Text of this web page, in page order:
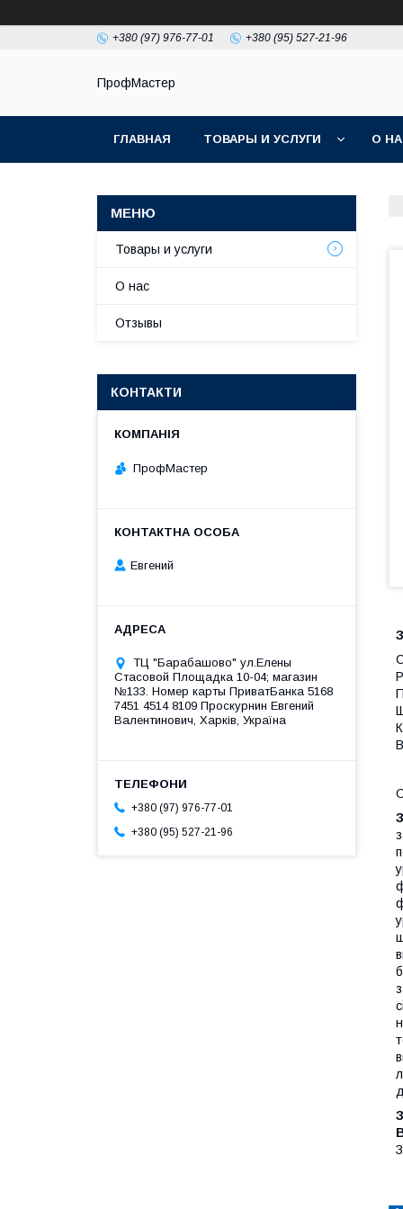
+380 (97) 976-77-01 +380 (95) 527-21-96
ПрофМастер
ГЛАВНАЯ ТОВАРЫ И УСЛУГИ О
Товары и услуги
О нас
Отзывы
КОНТАКТИ
ПрофМастер
Евгений
ТЦ "Барабашово" ул.Елены
Стасовой Площадка 10-04; магазин
№133. Номер карты ПриватБанка 5168
7451 4514 8109 Проскурнин Евгений
Валентинович, Харків, Україна
+380 (97) 976-77-01
+380 (95) 527-21-96